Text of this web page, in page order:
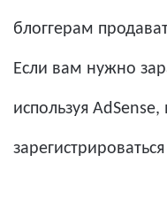
блоггерам
Если вам нужно
используя
зарегистрироваться